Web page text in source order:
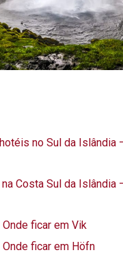
no Sul da Islândia
Costa Sul da Islândia
ficar em Vik
ficar em Höfn